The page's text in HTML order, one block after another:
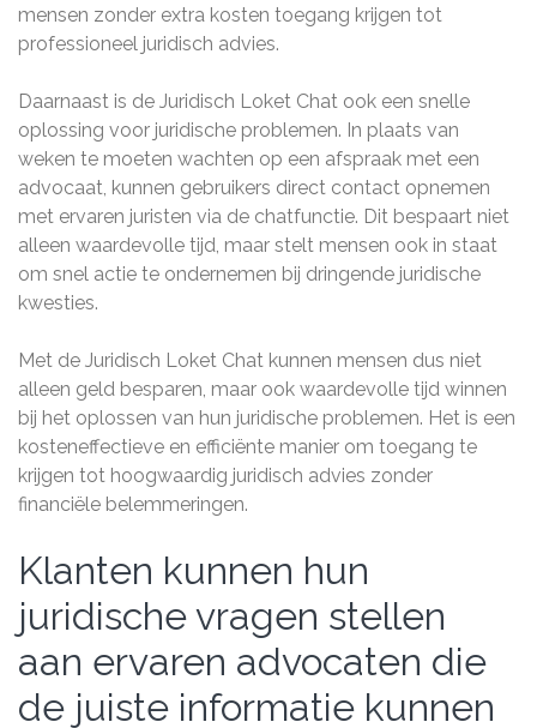
mensen zonder extra kosten toegang krijgen tot
professioneel juridisch advies.
Daarnaast is de Juridisch Loket Chat ook een snelle
oplossing voor juridische problemen. In plaats van
weken te moeten wachten op een afspraak met een
advocaat, kunnen gebruikers direct contact opnemen
met ervaren juristen via de chatfunctie. Dit bespaart niet
alleen waardevolle tijd, maar stelt mensen ook in staat
om snel actie te ondernemen bij dringende juridische
kwesties.
Met de Juridisch Loket Chat kunnen mensen dus niet
alleen geld besparen, maar ook waardevolle tijd winnen
bij het oplossen van hun juridische problemen. Het is een
kosteneffectieve en efficiënte manier om toegang te
krijgen tot hoogwaardig juridisch advies zonder
financiële belemmeringen.
Klanten kunnen hun
juridische vragen stellen
aan ervaren advocaten die
de juiste informatie kunnen